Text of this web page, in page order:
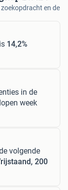
en de
14,2%
in de
week
volgende
200